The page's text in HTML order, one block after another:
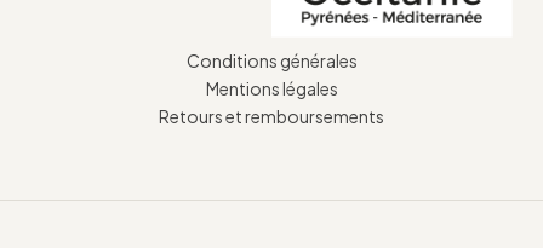
Conditions générales
Mentions légales
Retours et remboursements